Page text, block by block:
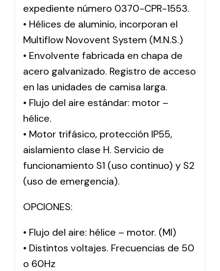
expediente número 0370-CPR-1553.
• Hélices de aluminio, incorporan el
Multiflow Novovent System (M.N.S.)
• Envolvente fabricada en chapa de
acero galvanizado. Registro de acceso
en las unidades de camisa larga.
• Flujo del aire estándar: motor –
hélice.
• Motor trifásico, protección IP55,
aislamiento clase H. Servicio de
funcionamiento S1 (uso continuo) y S2
(uso de emergencia).
OPCIONES:
• Flujo del aire: hélice – motor. (MI)
• Distintos voltajes. Frecuencias de 50
o 60Hz